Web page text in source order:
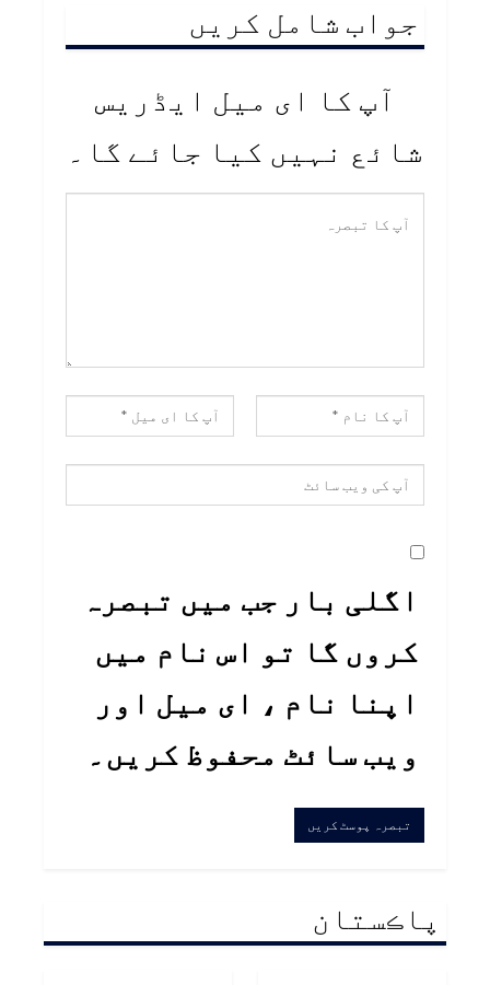
جواب شامل کریں
آپ کا ای میل ایڈریس
شائع نہیں کیا جائے گا۔
اگلی بار جب میں تبصرہ
کروں گا تو اس نام میں
اپنا نام ، ای میل اور
ویب سائٹ محفوظ کریں۔
پاڪستان